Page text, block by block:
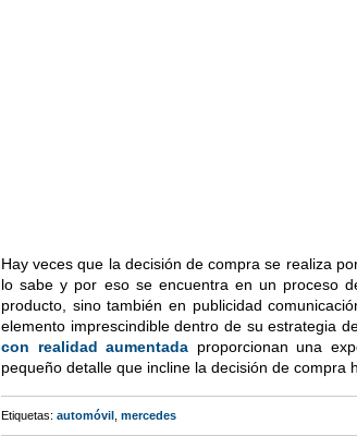
Hay veces que la decisión de compra se realiza
lo sabe y por eso se encuentra en un proceso
producto, sino también en publicidad
elemento imprescindible dentro de su estrategia
con realidad aumentada proporcionan una
pequeño detalle que incline la decisión de compra
Etiquetas: automóvil mercedes